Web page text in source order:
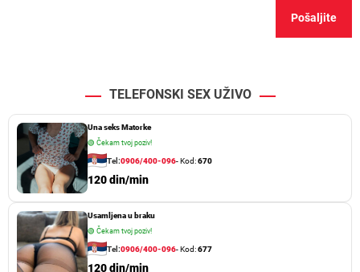
TELEFONSKI SEX UŽIVO
Una seks Matorke
🟢 Čekam tvoj poziv!
Tel:0906/400-096- Kod:670
120 din/min
Usamljena u braku
🟢 Čekam tvoj poziv!
Tel:0906/400-096- Kod:677
120 din/min